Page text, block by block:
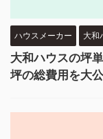
ハウスメーカー 大和
大和ハウスの坪
坪の総費用を大公